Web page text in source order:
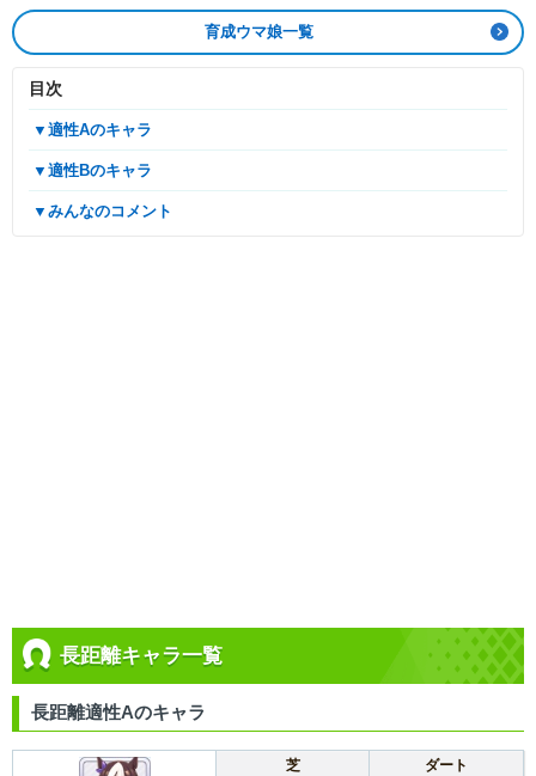
育成ウマ娘一覧
目次
▼適性Aのキャラ
▼適性Bのキャラ
▼みんなのコメント
長距離キャラ一覧
長距離適性Aのキャラ
芝 ダート